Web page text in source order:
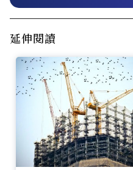
延伸閱讀